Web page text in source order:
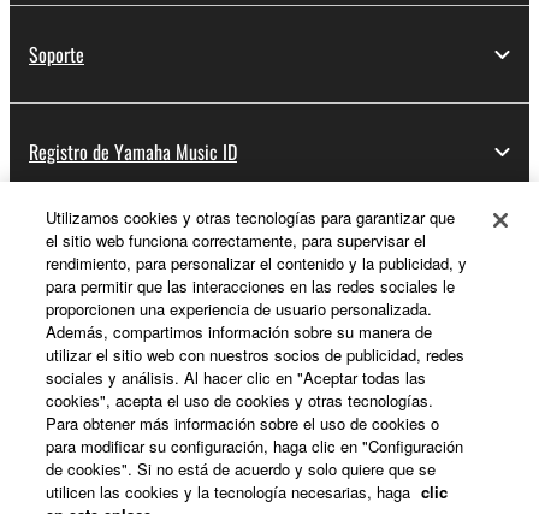
Soporte
Registro de Yamaha Music ID
Acerca de Yamaha
España - Spanish
Empresa
Utilizamos cookies y otras tecnologías para garantizar que
el sitio web funciona correctamente, para supervisar el
rendimiento, para personalizar el contenido y la publicidad, y
para permitir que las interacciones en las redes sociales le
proporcionen una experiencia de usuario personalizada.
Además, compartimos información sobre su manera de
utilizar el sitio web con nuestros socios de publicidad, redes
sociales y análisis. Al hacer clic en "Aceptar todas las
cookies", acepta el uso de cookies y otras tecnologías.
Para obtener más información sobre el uso de cookies o
para modificar su configuración, haga clic en "Configuración
de cookies". Si no está de acuerdo y solo quiere que se
utilicen las cookies y la tecnología necesarias, haga clic